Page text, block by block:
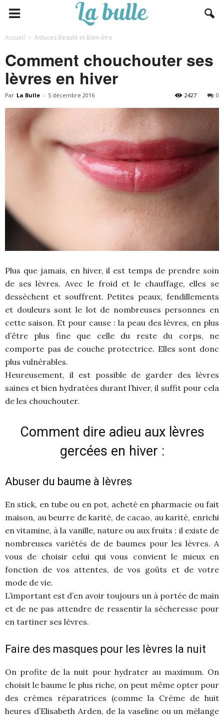
Accueil Astuces Beauté et Bien-être
Comment chouchouter ses
lèvres en hiver
Par La Bulle - 5 décembre 2016 0
2427
Plus que jamais, en hiver, il est temps de prendre soin
de ses lèvres. Avec le froid et le chauffage, elles se
dessèchent et souffrent. Petites peaux, fendillements
et douleurs sont le lot de nombreuses personnes en
cette saison. Et pour cause : la peau des lèvres, en plus
d’être plus fine que celle du reste du corps, ne
comporte pas de couche protectrice. Elles sont donc
plus vulnérables.
Heureusement, il est possible de garder des lèvres
saines et bien hydratées durant l’hiver, il suffit pour cela
de les chouchouter.
Comment dire adieu aux lèvres
gercées en hiver :
Abuser du baume à lèvres
En stick, en tube ou en pot, acheté en pharmacie ou fait
maison, au beurre de karité, de cacao, au karité, enrichi
en vitamine, à la vanille, nature ou aux fruits : il existe de
nombreuses variétés de de baumes pour les lèvres. A
vous de choisir celui qui vous convient le mieux en
fonction de vos attentes, de vos goûts et de votre
mode de vie.
L’important est d’en avoir toujours un à portée de main
et de ne pas attendre de ressentir la sécheresse pour
en tartiner ses lèvres.
Faire des masques pour les lèvres la nuit
On profite de la nuit pour hydrater au maximum. On
choisit le baume le plus riche, on peut même opter pour
des crèmes réparatrices (comme la Crème de huit
heures d’Elisabeth Arden, de la vaseline ou un mélange